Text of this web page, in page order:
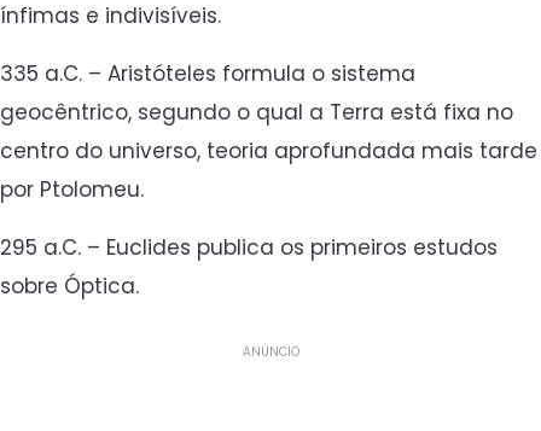
ínfimas e indivisíveis.
335 a.C. – Aristóteles formula o sistema
geocêntrico, segundo o qual a Terra está fixa no
centro do universo, teoria aprofundada mais tarde
por Ptolomeu.
295 a.C. – Euclides publica os primeiros estudos
sobre Óptica.
ANÚNCIO